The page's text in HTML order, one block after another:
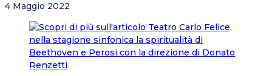
4 Maggio 2022